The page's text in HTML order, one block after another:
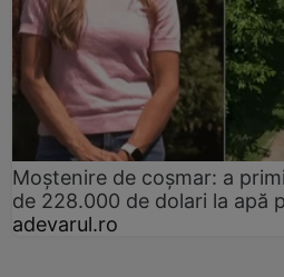
Moștenire de coșmar: a
de 228.000 de dolari la apă
adevarul.ro